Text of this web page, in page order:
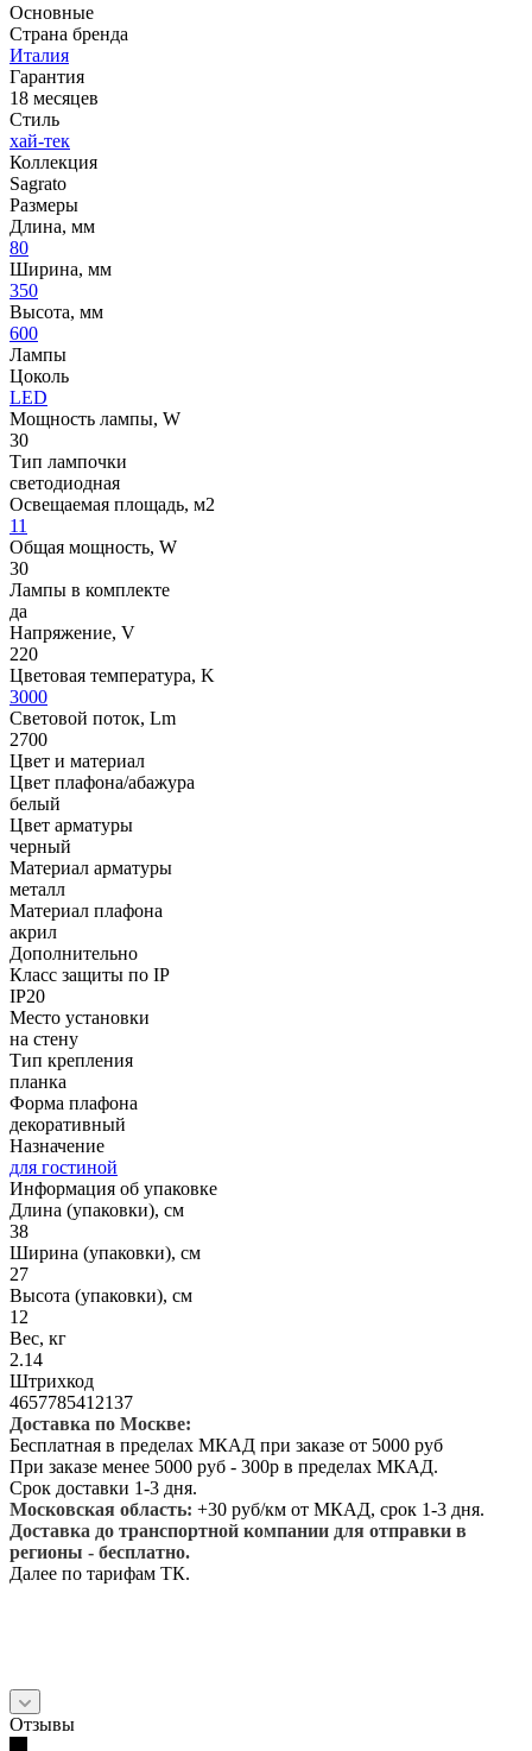
Основные
Страна бренда
Италия
Гарантия
18 месяцев
Стиль
хай-тек
Коллекция
Sagrato
Размеры
Длина, мм
80
Ширина, мм
350
Высота, мм
600
Лампы
Цоколь
LED
Мощность лампы, W
30
Тип лампочки
светодиодная
Освещаемая площадь, м2
11
Общая мощность, W
30
Лампы в комплекте
да
Напряжение, V
220
Цветовая температура, K
3000
Световой поток, Lm
2700
Цвет и материал
Цвет плафона/абажура
белый
Цвет арматуры
черный
Материал арматуры
металл
Материал плафона
акрил
Дополнительно
Класс защиты по IP
IP20
Место установки
на стену
Тип крепления
планка
Форма плафона
декоративный
Назначение
для гостиной
Информация об упаковке
Длина (упаковки), см
38
Ширина (упаковки), см
27
Высота (упаковки), см
12
Вес, кг
2.14
Штрихкод
4657785412137
Доставка по Москве:
Бесплатная в пределах МКАД при заказе от 5000 руб
При заказе менее 5000 руб - 300р в пределах МКАД.
Срок доставки 1-3 дня.
Московская область: +30 руб/км от МКАД, срок 1-3 дня.
Доставка до транспортной компании для отправки в
регионы - бесплатно.
Далее по тарифам ТК.
Отзывы